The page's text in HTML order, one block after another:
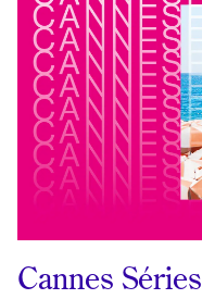
Cannes Séries